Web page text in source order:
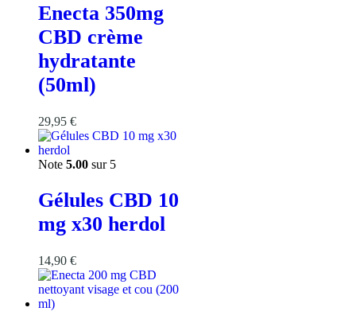
Enecta 350mg
CBD crème
hydratante
(50ml)
29,95 €
Note 5.00 sur 5
Gélules CBD 10
mg x30 herdol
14,90 €